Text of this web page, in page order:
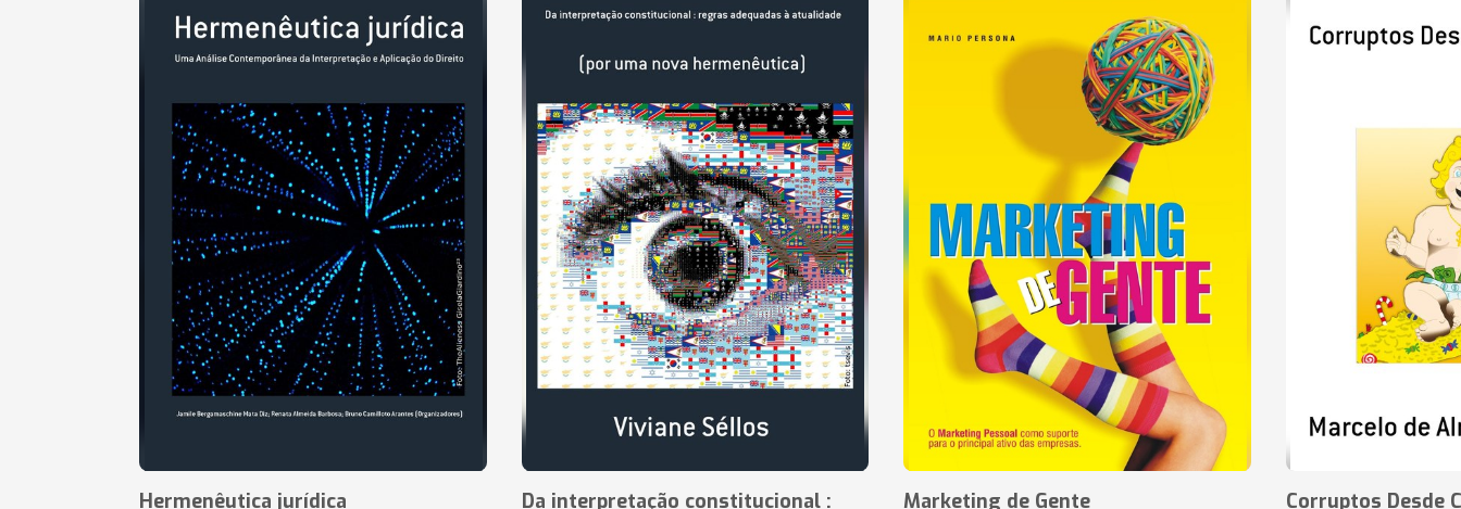
Hermenêutica jurídica
Da interpretação constitucional :
Marketing de Gente Corruptos Desde